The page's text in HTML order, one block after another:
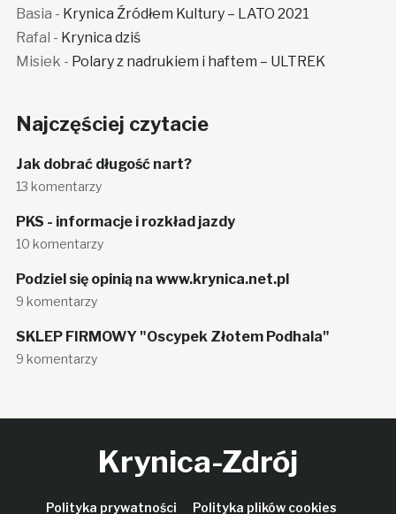
Basia - Krynica Źródłem Kultury – LATO 2021
Rafal - Krynica dziś
Misiek - Polary z nadrukiem i haftem – ULTREK
Najczęściej czytacie
Jak dobrać długość nart?
13 komentarzy
PKS - informacje i rozkład jazdy
10 komentarzy
Podziel się opinią na www.krynica.net.pl
9 komentarzy
SKLEP FIRMOWY "Oscypek Złotem Podhala"
9 komentarzy
Krynica-Zdrój
Polityka prywatności Polityka plików cookies